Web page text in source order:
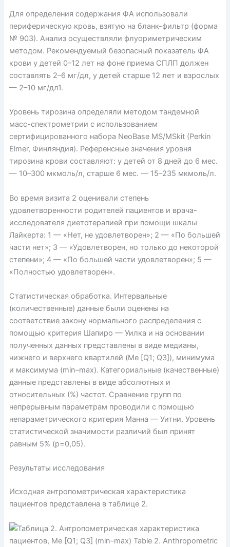
Для определения содержания ФА использовали
периферическую кровь, взятую на бланк-фильтр (форма
№ 903). Анализ осуществляли флуориметрическим
методом. Рекомендуемый безопасный показатель ФА
крови у детей 0–12 лет на фоне приема СПЛП должен
составлять 2–6 мг/дл, у детей старше 12 лет и взрослых
— 2–10 мг/дл1.
Уровень тирозина определяли методом тандемной
масс-спектрометрии с использованием
сертифицированного набора NeoBase MS/MSkit (Perkin
Elmer, Финляндия). Референсные значения уровня
тирозина крови составляют: у детей от 8 дней до 6 мес.
— 10–300 мкмоль/л, старше 6 мес. — 15–235 мкмоль/л.
Во время визита 2 оценивали степень
удовлетворенности родителей пациентов и врача-
исследователя диетотерапией при помощи шкалы
Лайкерта: 1 — «Нет, не удовлетворен»; 2 — «По большей
части нет»; 3 — «Удовлетворен, но только до некоторой
степени»; 4 — «По большей части удовлетворен»; 5 —
«Полностью удовлетворен».
Статистическая обработка. Интервальные
(количественные) данные были оценены на
соответствие закону нормального распределения с
помощью критерия Шапиро — Уилка и на основании
полученных данных представлены в виде медианы,
нижнего и верхнего квартилей (Me [Q1; Q3]), минимума
и максимума (min–max). Категориальные (качественные)
данные представлены в виде абсолютных и
относительных (%) частот. Сравнение групп по
непрерывным параметрам проводили с помощью
непараметрического критерия Манна — Уитни. Уровень
статистической значимости различий был принят
равным 5% (р=0,05).
Результаты исследования
Исходная антропометрическая характеристика
пациентов представлена в таблице 2.